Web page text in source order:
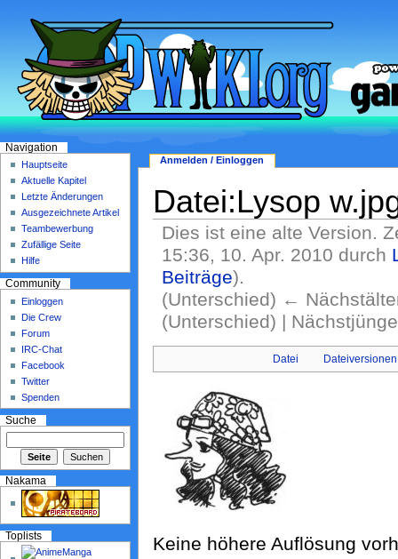
Datei:Lysop
Dies ist eine alte Version.
15:36, 10. Apr. 2010 durch
Beiträge).
(Unterschied) ←
(Unterschied) |
Datei Dateiversionen
Keine höhere Auflösung
Anmelden / Einloggen
Navigation
Hauptseite
Aktuelle Kapitel
Letzte Änderungen
Ausgezeichnete Artikel
Teambewerbung
Zufällige Seite
Hilfe
Community
Einloggen
Die Crew
Forum
IRC-Chat
Facebook
Twitter
Spenden
Suche
Nakama
Toplists